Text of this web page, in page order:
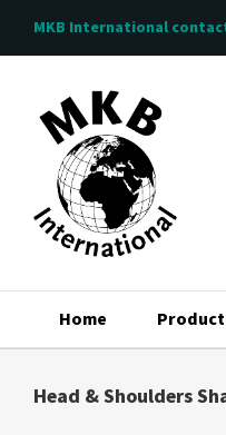
inhoud
MKB International
Home
Head & Shoulders